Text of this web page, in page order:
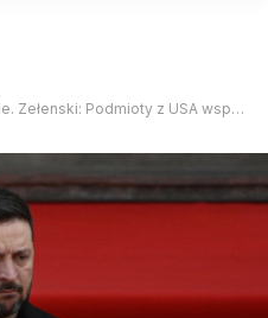
Podmioty z USA współpracują z Rosją na Krymie